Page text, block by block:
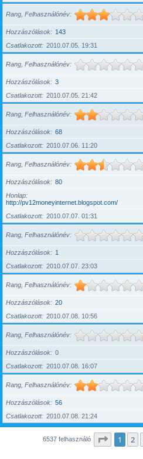
Rang, Felhasználónév
Hozzászólások
143
Csatlakozott
2010.07.05. 19:31
Rang, Felhasználónév
Hozzászólások
3
Csatlakozott
2010.07.05. 21:42
Rang, Felhasználónév
Hozzászólások
68
Csatlakozott
2010.07.06. 11:20
Rang, Felhasználónév
Hozzászólások
80
Honlap
http://pv12moneyinternet.blogspot.com/
Csatlakozott
2010.07.07. 01:31
Rang, Felhasználónév
Hozzászólások
1
Csatlakozott
2010.07.07. 23:03
Rang, Felhasználónév
Hozzászólások
20
Csatlakozott
2010.07.08. 10:56
Rang, Felhasználónév
Hozzászólások
0
Csatlakozott
2010.07.08. 16:07
Rang, Felhasználónév
Hozzászólások
56
Csatlakozott
2010.07.08. 21:24
6537 felhasználó Oldal:1
1 2